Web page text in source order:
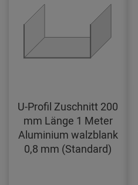
U-Profil Zuschnitt 200
mm Länge 1 Meter
Aluminium walzblank
0,8 mm (Standard)